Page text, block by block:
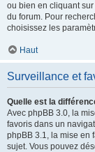
ou bien en cliquant
du forum. Pour
choisissez les
Haut
Surveillance et
Quelle est la
Avec phpBB 3.0, la
favoris dans un
phpBB 3.1, la mise en
sujet. Vous pouvez